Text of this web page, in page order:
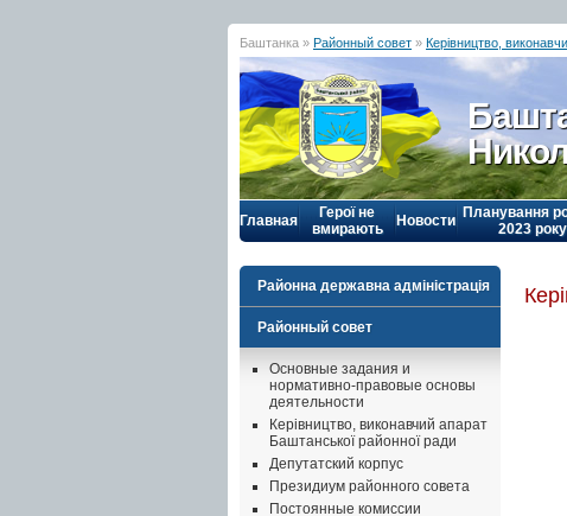
Баштанка » Районный совет » Керівництво,
Главная
Герої не
вмирають
Новости Планування
2023 року
Районна державна адміністрація
Районный совет
Основные задания и
нормативно-правовые основы
деятельности
Керівництво, виконавчий апарат
Баштанської районної ради
Депутатский корпус
Президиум районного совета
Постоянные комиссии